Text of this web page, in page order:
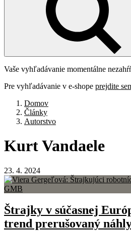
Vaše vyhľadávanie momentálne
Pre vyhľadávanie v e-shope prejdite
Domov
Články
Autorstvo
KurtVandaele
23. 4. 2024
Štrajky v súčasnej
trend prerušovaný